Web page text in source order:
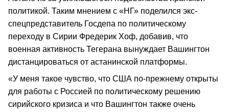
политикой. Таким мнением с «НГ» поделился экс-
спецпредставитель Госдепа по политическому
переходу в Сирии Фредерик Хоф, добавив, что
военная активность Тегерана вынуждает Вашингтон
дистанцироваться от астанинской платформы.
«У меня такое чувство, что США по-прежнему открыты
для работы с Россией по политическому решению
сирийского кризиса и что Вашингтон также очень